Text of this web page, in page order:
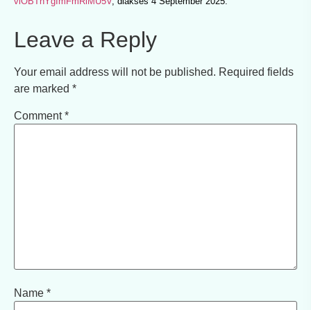
Leave a Reply
Your email address will not be published. Required fields
are marked *
Comment*
Name *